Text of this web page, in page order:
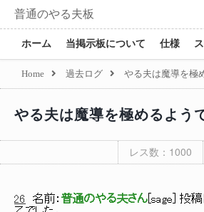
普通のやる夫板
ホーム 当掲示板について 仕様
Home 過去ログ やる夫は魔導を極
やる夫は魔導を極めるよう
レス数：1000
26 名前： 普通のやる夫さん sage ] 投稿